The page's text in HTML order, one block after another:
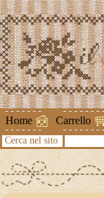
Home Carrello
Cerca nel sito